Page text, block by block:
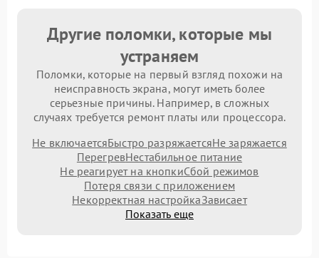
Другие поломки, которые мы
устраняем
Поломки, которые на первый взгляд похожи на
неисправность экрана, могут иметь более
серьезные причины. Например, в сложных
случаях требуется ремонт платы или процессора.
Не включаетсяБыстро разряжаетсяНе заряжается
ПерегревНестабильное питание
Не реагирует на кнопкиСбой режимов
Потеря связи с приложением
Некорректная настройкаЗависает
Показать еще